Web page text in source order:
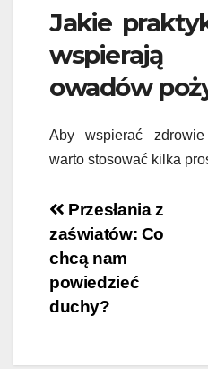
Jakie
owadów
Aby wspierać zdrowie
warto stosować kilka
Nawigacja
wpisu
Przesłania z
zaświatów: Co
chcą nam
powiedzieć
duchy?